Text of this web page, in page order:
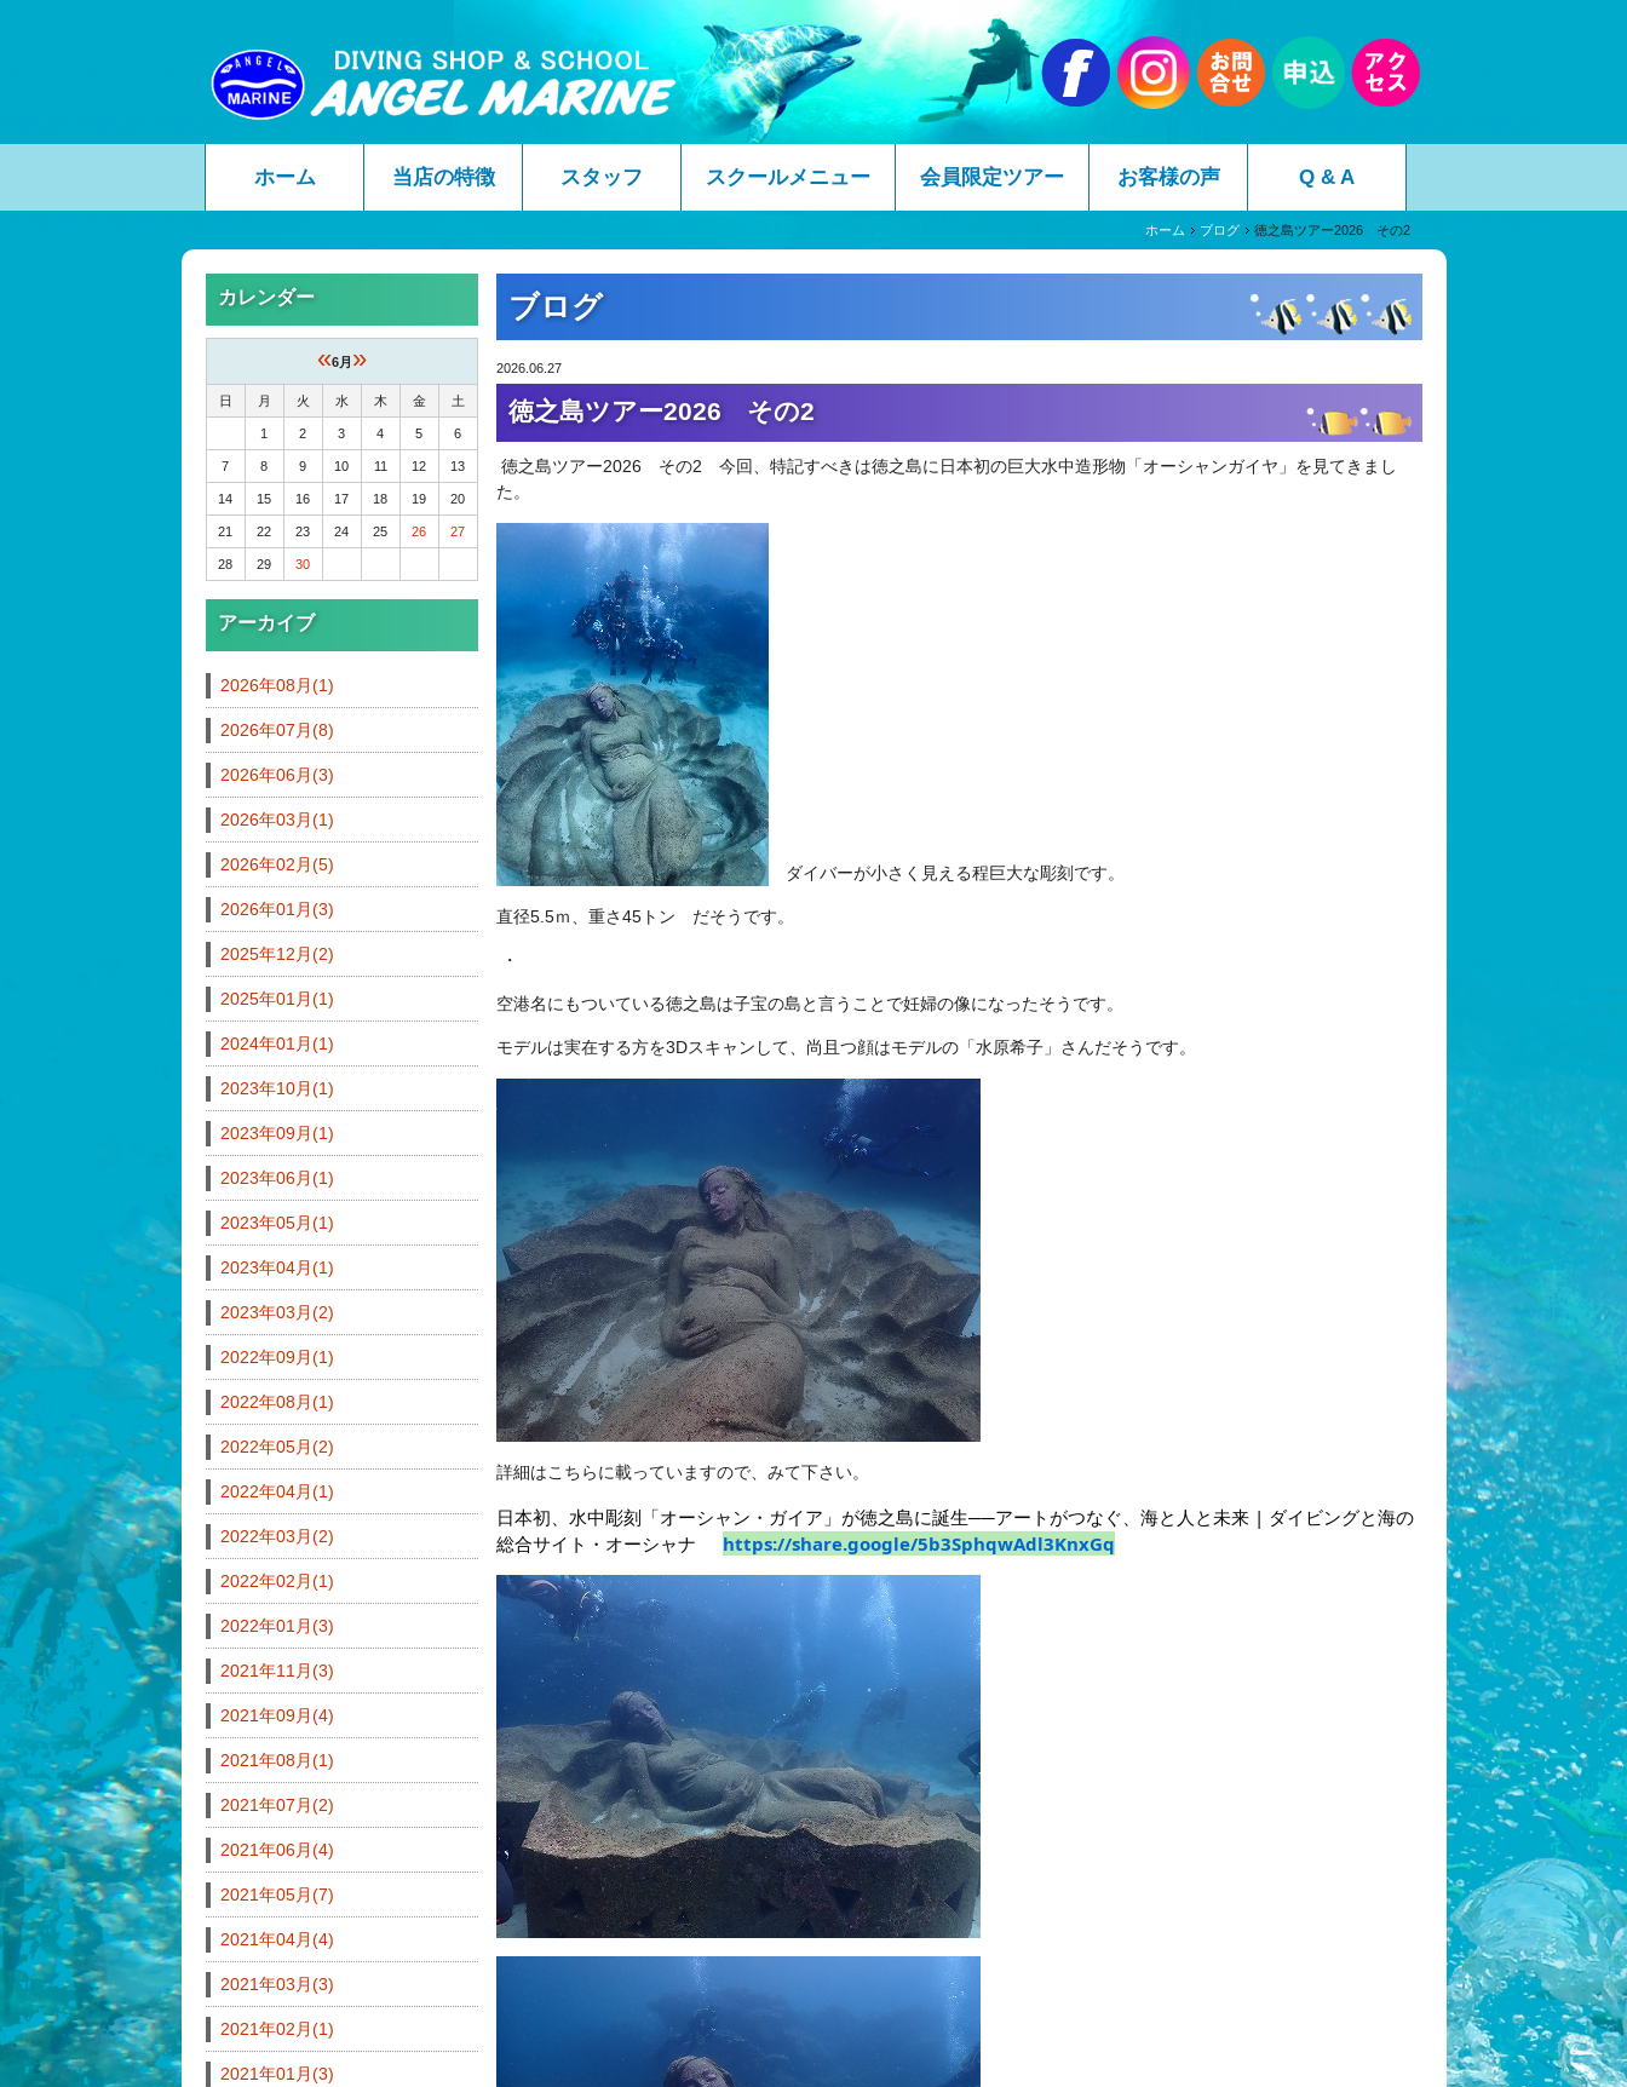
ホーム 当店の特徴 スタッフ スクールメニュー 会員限定ツアー お客様の声 Q & A
ホーム ブログ 徳之島ツアー2026 その2
ブログ
2026.06.27
徳之島ツアー2026 その2
徳之島ツアー2026 その2 今回、特記すべきは徳之島に日本初の巨大水中造形物「オーシャンガイヤ」を見てきまし
た。
ダイバーが小さく見える程巨大な彫刻です。
直径5.5ｍ、重さ45トン だそうです。
・
空港名にもついている徳之島は子宝の島と言うことで妊婦の像になったそうです。
モデルは実在する方を3Dスキャンして、尚且つ顔はモデルの「水原希子」さんだそうです。
詳細はこちらに載っていますので、みて下さい。
日本初、水中彫刻「オーシャン・ガイア」が徳之島に誕生──アートがつなぐ、海と人と未来 | ダイビングと海の
総合サイト・オーシャナ
https://share.google/5b3SphqwAdl3KnxGq
カレンダー
«6月 »
日 月 火 水 木 金 土
1 2 3 4 5 6
7 8 9 10 11 12 13
14 15 16 17 18 19 20
21 22 23 24 25 26 27
28 29 30
アーカイブ
2026年08月(1)
2026年07月(8)
2026年06月(3)
2026年03月(1)
2026年02月(5)
2026年01月(3)
2025年12月(2)
2025年01月(1)
2024年01月(1)
2023年10月(1)
2023年09月(1)
2023年06月(1)
2023年05月(1)
2023年04月(1)
2023年03月(2)
2022年09月(1)
2022年08月(1)
2022年05月(2)
2022年04月(1)
2022年03月(2)
2022年02月(1)
2022年01月(3)
2021年11月(3)
2021年09月(4)
2021年08月(1)
2021年07月(2)
2021年06月(4)
2021年05月(7)
2021年04月(4)
2021年03月(3)
2021年02月(1)
2021年01月(3)